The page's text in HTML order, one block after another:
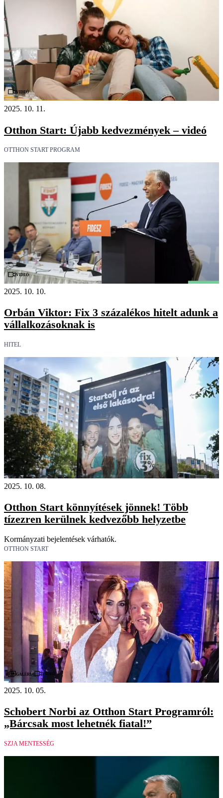
Videó
2025. 10. 11.
Otthon Start: Újabb kedvezmények – videó
OTTHON START PROGRAM
Videó
2025. 10. 10.
Orbán Viktor: Fix 3 százalékos hitelt adunk a
vállalkozásoknak is
HITEL
2025. 10. 08.
Otthon Start könnyítések jönnek! Több
tízezren kerülnek kedvezőbb helyzetbe
Kormányzati bejelentések várhatók.
OTTHON START
Galéria Videó
2025. 10. 05.
Schobert Norbi az Otthon Start Programról:
„Bárcsak most lehetnék fiatal!”
SZJA MENTESSÉG